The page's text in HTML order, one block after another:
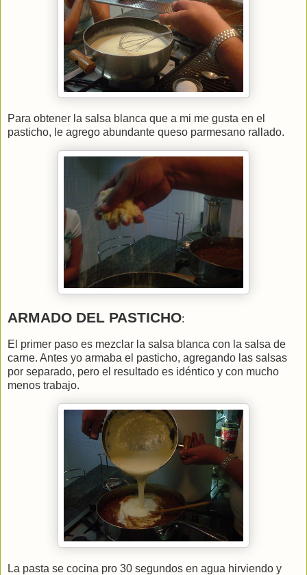
Para obtener la salsa blanca que a mi me gusta en el
pasticho, le agrego abundante queso parmesano rallado.
ARMADO DEL PASTICHO:
El primer paso es mezclar la salsa blanca con la salsa de
carne. Antes yo armaba el pasticho, agregando las salsas
por separado, pero el resultado es idéntico y con mucho
menos trabajo.
La pasta se cocina pro 30 segundos en agua hirviendo y